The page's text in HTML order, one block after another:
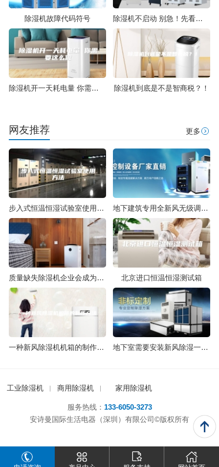
除湿机故障代码符号 除湿机不启动 别急！先看看是不是这些原因
除湿机开一天耗电量 你需要这么做 除湿机到底是不是智商税？！
网友推荐 更多
步入式恒温恒湿试验室使用方法 地下建筑专用全新风无级调载除湿机研制二
质量缺失除湿机企业会成为浮萍 北京进口恒温恒湿测试箱
一种新风除湿机机箱的制作方法 地下室需要安装新风除湿一体机的理由
工业除湿机 商用除湿机 家用除湿机
服务热线： 133-6050-3273
安诗曼国际生活电器（深圳）有限公司©版权所有